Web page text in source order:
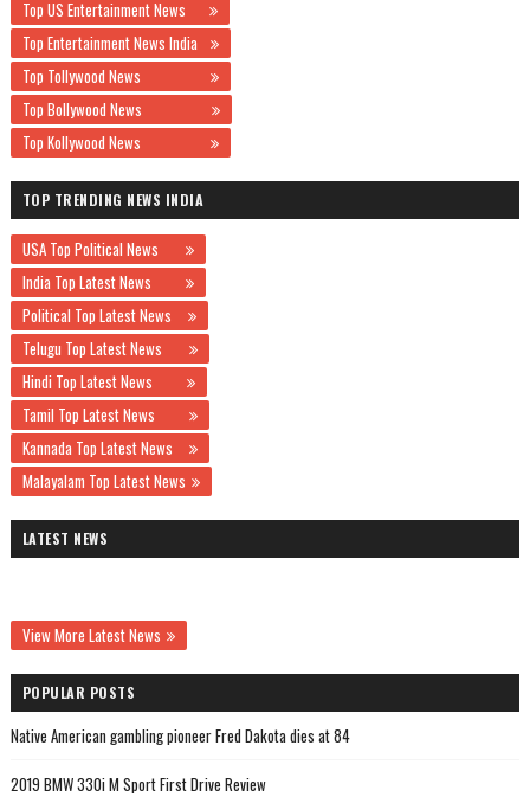
Top US Entertainment News
Top Entertainment News India
Top Tollywood News
Top Bollywood News
Top Kollywood News
TOP TRENDING NEWS INDIA
USA Top Political News
India Top Latest News
Political Top Latest News
Telugu Top Latest News
Hindi Top Latest News
Tamil Top Latest News
Kannada Top Latest News
Malayalam Top Latest News
LATEST NEWS
View More Latest News
POPULAR POSTS
Native American gambling pioneer Fred Dakota dies at 84
2019 BMW 330i M Sport First Drive Review